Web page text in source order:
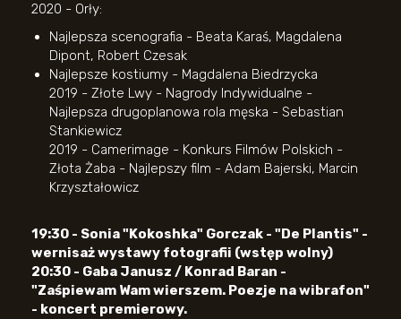
2020 - Orły:
Najlepsza scenografia - Beata Karaś, Magdalena
Dipont, Robert Czesak
Najlepsze kostiumy - Magdalena Biedrzycka
2019 - Złote Lwy - Nagrody Indywidualne -
Najlepsza drugoplanowa rola męska - Sebastian
Stankiewicz
2019 - Camerimage - Konkurs Filmów Polskich -
Złota Żaba - Najlepszy film - Adam Bajerski, Marcin
Krzyształowicz
19:30 - Sonia "Kokoshka" Gorczak - "De Plantis" -
wernisaż wystawy fotografii (wstęp wolny)
20:30 - Gaba Janusz / Konrad Baran -
"Zaśpiewam Wam wierszem. Poezje na wibrafon"
- koncert premierowy.